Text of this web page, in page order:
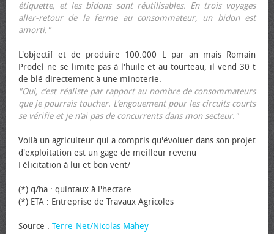
étiquette, et les bidons sont réutilisables. En trois voyages
aller-retour de la ferme au consommateur, un bidon est
amorti."
L'objectif et de produire 100.000 L par an mais Romain
Prodel ne se limite pas à l'huile et au tourteau, il vend 30 t
de blé directement à une minoterie.
"Oui, c’est réaliste par rapport au nombre de consommateurs
que je pourrais toucher. L’engouement pour les circuits courts
se vérifie et je n’ai pas de concurrents dans mon secteur."
Voilà un agriculteur qui a compris qu'évoluer dans son projet
d'exploitation est un gage de meilleur revenu
Félicitation à lui et bon vent/
(*) q/ha : quintaux à l'hectare
(*) ETA : Entreprise de Travaux Agricoles
Source : Terre-Net/Nicolas Mahey